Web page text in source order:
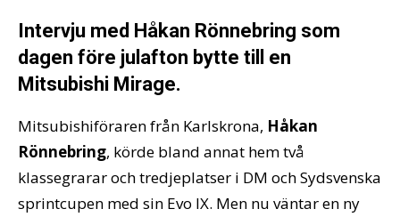
Intervju med Håkan Rönnebring som
dagen före julafton bytte till en
Mitsubishi Mirage.
Mitsubishiföraren från Karlskrona, Håkan
Rönnebring, körde bland annat hem två
klassegrarar och tredjeplatser i DM och Sydsvenska
sprintcupen med sin Evo IX. Men nu väntar en ny